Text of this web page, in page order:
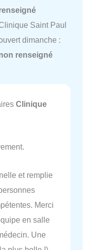
Saint Paul
dimanche :
renseigné
Clinique
et remplie
Merci
en salle
Une